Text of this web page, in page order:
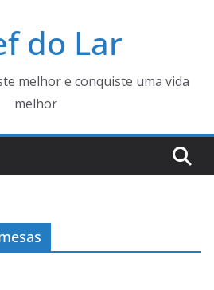
do Lar
melhor e conquiste uma vida
melhor